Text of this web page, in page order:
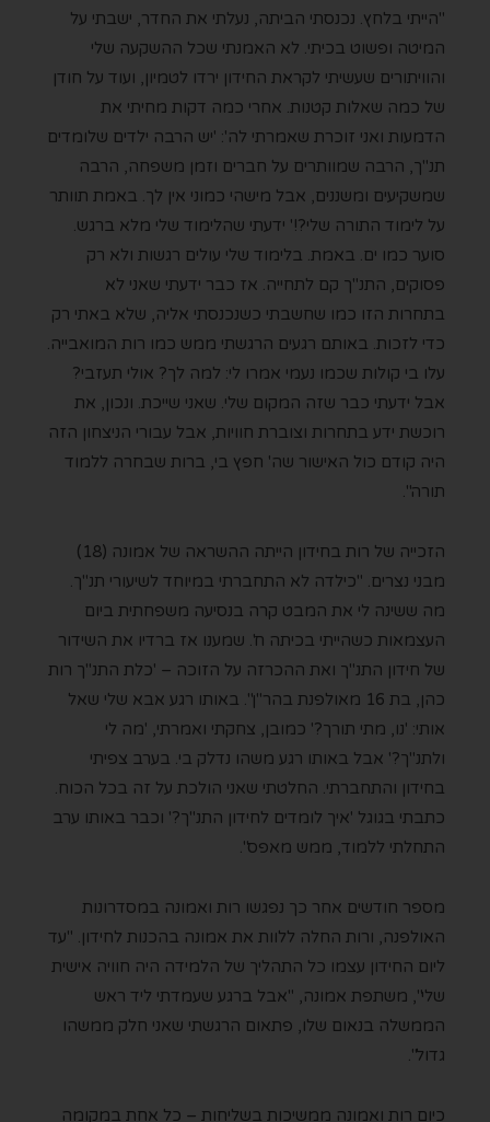
"הייתי בלחץ. נכנסתי הביתה, נעלתי את החדר, ישבתי על
המיטה ופשוט בכיתי. לא האמנתי שכל ההשקעה שלי
והוויתורים שעשיתי לקראת החידון ירדו לטמיון, ועוד על חודן
של כמה שאלות קטנות. אחרי כמה דקות מחיתי את
הדמעות ואני זוכרת שאמרתי לה': 'יש הרבה ילדים שלומדים
תנ"ך, הרבה שמוותרים על חברים וזמן משפחה, הרבה
שמשקיעים ומשננים, אבל מישהי כמוני אין לך. באמת תוותר
על לימוד התורה שלי?!' ידעתי שהלימוד שלי מלא ברגש.
סוער כמו ים. באמת. בלימוד שלי עולים רגשות ולא רק
פסוקים, התנ"ך קם לתחייה. אז כבר ידעתי שאני לא
בתחרות הזו כמו שחשבתי כשנכנסתי אליה, שלא באתי רק
כדי לזכות. באותם רגעים הרגשתי ממש כמו רות המואבייה.
עלו בי קולות שכמו נעמי אמרו לי: למה לך? אולי תעזבי?
אבל ידעתי כבר שזה המקום שלי. שאני שייכת. ונכון, את
רוכשת ידע בתחרות וצוברת חוויות, אבל עבורי הניצחון הזה
היה קודם כול האישור שה' חפץ בי, ברות שבחרה ללמוד
תורה".
הזכייה של רות בחידון הייתה ההשראה של אמונה (18)
מבני נצרים. "כילדה לא התחברתי במיוחד לשיעורי תנ"ך.
מה ששינה לי את המבט קרה בנסיעה משפחתית ביום
העצמאות כשהייתי בכיתה ח'. שמענו אז ברדיו את השידור
של חידון התנ"ך ואת ההכרזה על הזוכה – 'כלת התנ"ך רות
כהן, בת 16 מאולפנת בהר"ן". באותו רגע אבא שלי שאל
אותי: 'נו, מתי תורך?' כמובן, צחקתי ואמרתי, 'מה לי
ולתנ"ך?' אבל באותו רגע משהו נדלק בי. בערב צפיתי
בחידון והתחברתי. החלטתי שאני הולכת על זה בכל הכוח.
כתבתי בגוגל 'איך לומדים לחידון התנ"ך?' וכבר באותו ערב
התחלתי ללמוד, ממש מאפס".
מספר חודשים אחר כך נפגשו רות ואמונה במסדרונות
האולפנה, ורות החלה ללוות את אמונה בהכנות לחידון. "עד
ליום החידון עצמו כל התהליך של הלמידה היה חוויה אישית
שלי", משתפת אמונה, "אבל ברגע שעמדתי ליד ראש
הממשלה בנאום שלו, פתאום הרגשתי שאני חלק ממשהו
גדול".
כיום רות ואמונה ממשיכות בשליחות – כל אחת במקומה